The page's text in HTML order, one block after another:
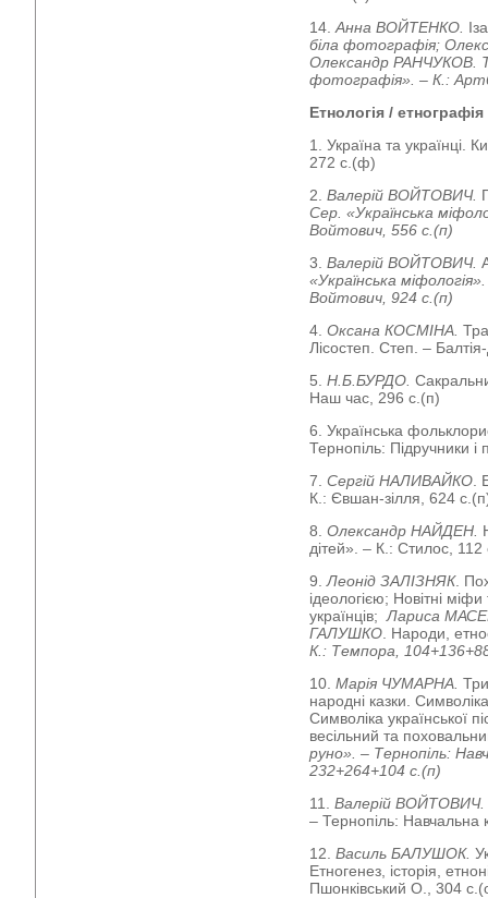
14. Анна ВОЙТЕНКО.
біла фотографія;
Олександр РАНЧУКОВ.
фотографія». – К.:
Етнологія /
1. Україна та українці.
272 с.(ф)
2. Валерій ВОЙТОВИЧ.
Сер. «Українська
Войтович, 556 с.(п)
3. Валерій ВОЙТОВИЧ.
«Українська
Войтович, 924 с.(п)
4. Оксана КОСМІНА.
Лісостеп. Степ. –
5. Н.Б.БУРДО.
Наш час, 296 с.(п)
6. Українська
Тернопіль: Підручники і
7. Сергій НАЛИВАЙКО .
К.: Євшан-зілля, 624
8. Олександр НАЙДЕН.
дітей». – К.: Стилос, 112
9. Леонід ЗАЛІЗНЯК.
ідеологією; Новітні
українців; Лариса
ГАЛУШКО . Народи,
К.: Темпора,
10. Марія ЧУМАРНА.
народні казки.
Символіка української
весільний та
руно». – Тернопіль:
232+264+104 с.(п)
11. Валерій ВОЙТОВИЧ.
– Тернопіль: Навчальна
12. Василь БАЛУШОК.
Етногенез, історія,
Пшонківський О., 304